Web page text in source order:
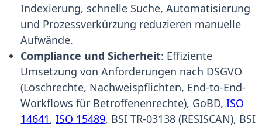
Indexierung, schnelle Suche, Automatisierung
und Prozessverkürzung reduzieren manuelle
Aufwände.
Compliance und Sicherheit: Effiziente
Umsetzung von Anforderungen nach DSGVO
(Löschrechte, Nachweispflichten, End-to-End-
Workflows für Betroffenenrechte), GoBD,ISO
14641,ISO 15489, BSI TR-03138 (RESISCAN), BSI